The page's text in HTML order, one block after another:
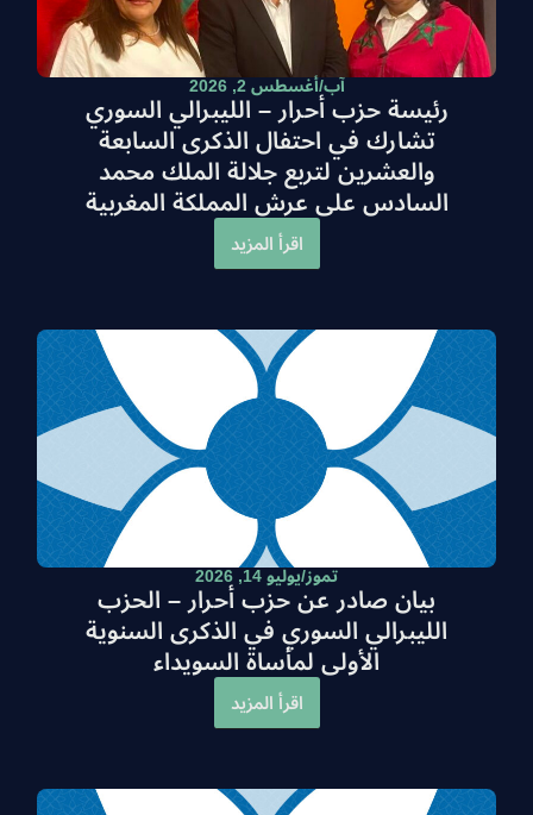
آب/أغسطس 2, 2026
رئيسة حزب أحرار – الليبرالي السوري
تشارك في احتفال الذكرى السابعة
والعشرين لتربع جلالة الملك محمد
السادس على عرش المملكة المغربية
اقرأ المزيد
تموز/يوليو 14, 2026
بيان صادر عن حزب أحرار – الحزب
الليبرالي السوري في الذكرى السنوية
الأولى لمأساة السويداء
اقرأ المزيد